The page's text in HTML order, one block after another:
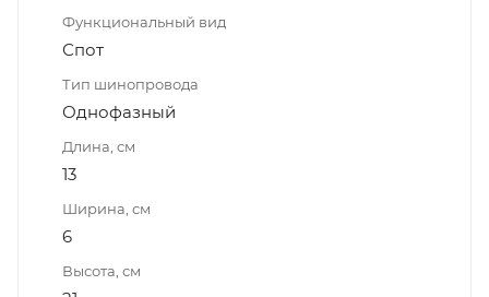
Функциональный вид
Спот
Тип шинопровода
Однофазный
Длина, см
13
Ширина, см
6
Высота, см